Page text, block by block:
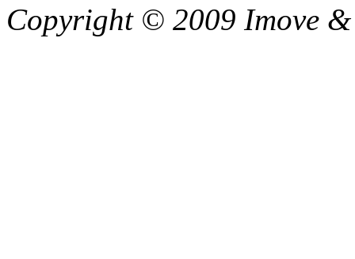
Copyright © 2009 Imove